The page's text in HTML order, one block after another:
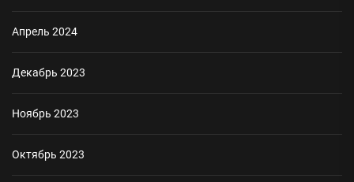
Апрель 2024
Декабрь 2023
Ноябрь 2023
Октябрь 2023